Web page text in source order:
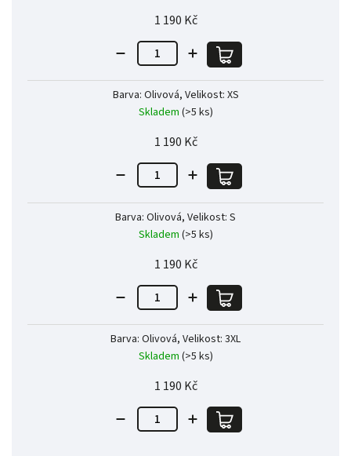
1 190 Kč
Barva: Olivová, Velikost: XS
Skladem (>5 ks)
1 190 Kč
Barva: Olivová, Velikost: S
Skladem (>5 ks)
1 190 Kč
Barva: Olivová, Velikost: 3XL
Skladem (>5 ks)
1 190 Kč